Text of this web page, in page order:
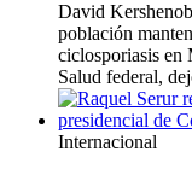
David
población
ciclosporiasis en
Salud federal,
Internacional